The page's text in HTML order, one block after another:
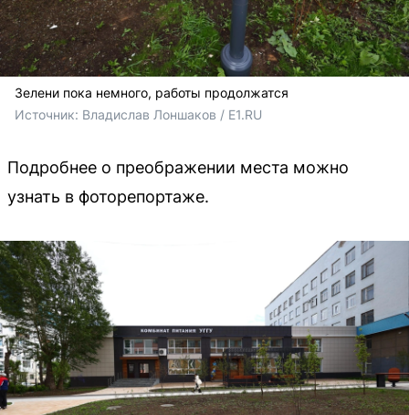
Зелени пока немного, работы продолжатся
Источник: Владислав Лоншаков / E1.RU
Подробнее о преображении места можно
узнать в фоторепортаже.